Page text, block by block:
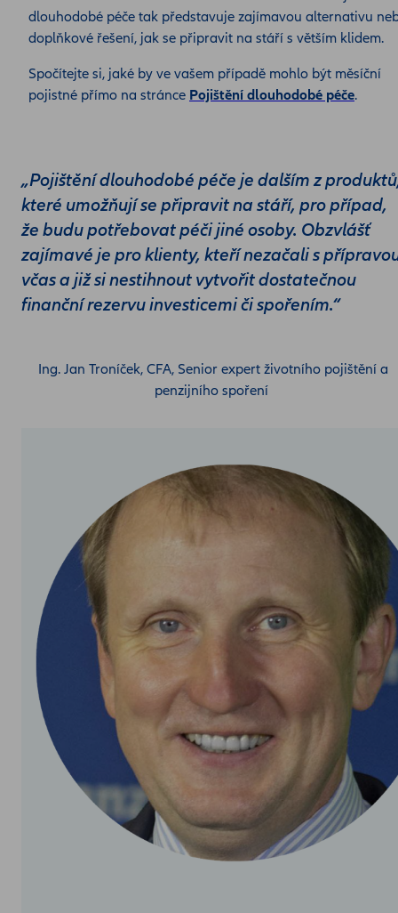
dlouhodobé péče tak představuje zajímavou alternativu
doplňkové řešení, jak se připravit na stáří s větším klidem.
Spočítejte si, jaké by ve vašem případě mohlo být měsíční
pojistné přímo na stránce Pojištění dlouhodobé péče.
„Pojištění dlouhodobé péče je dalším z
které umožňují se připravit na stáří, pro případ,
že budu potřebovat péči jiné osoby. Obzvlášť
zajímavé je pro klienty, kteří nezačali s
včas a již si nestihnout vytvořit dostatečnou
finanční rezervu investicemi či spořením.“
Ing. Jan Troníček, CFA, Senior expert životního pojištění a
penzijního spoření